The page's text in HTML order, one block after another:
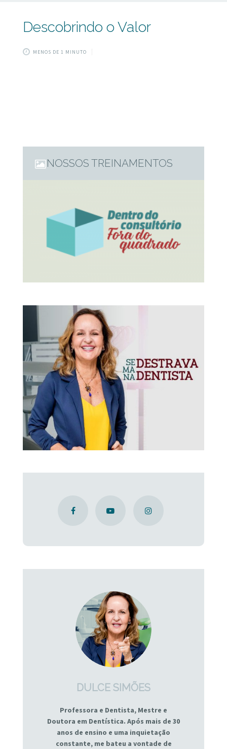
Descobrindo o Valor
MENOS DE 1 MINUTO
NOSSOS TREINAMENTOS
DULCE SIMÕES
Professora e Dentista, Mestre e
Doutora em Dentística. Após mais de 30
anos de ensino e uma inquietação
constante, me bateu a vontade de